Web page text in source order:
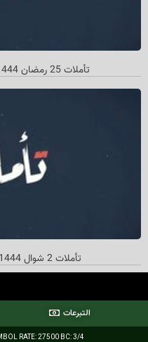
تأملات 25 رمضان 1444 بحضور الأستاذ أمین شرفي
تأملات 2 شوال 1444 بحضور الأستاذ أمیر شرف
التبرعات
RATE: 27500 BC: 3/4